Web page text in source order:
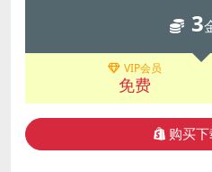
3
VIP会员
免费
购买